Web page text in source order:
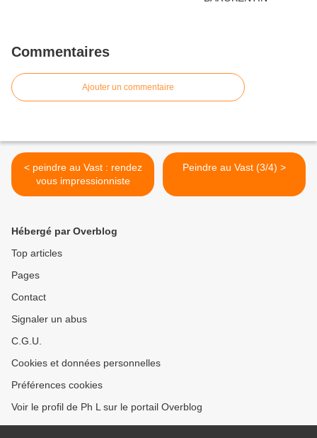
Commentaires
Ajouter un commentaire
< peindre au Vast : rendez
vous impressionniste
Peindre au Vast (3/4) >
Hébergé par Overblog
Top articles
Pages
Contact
Signaler un abus
C.G.U.
Cookies et données personnelles
Préférences cookies
Voir le profil de Ph L sur le portail Overblog